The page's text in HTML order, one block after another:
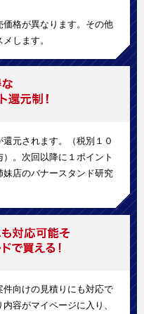
格が異なります。その他
します。
元されます。（税別１０
。次回以降に１ポイント
妹店のバナースタンド研究
向けの見積りにも対応で
容がマイページに入り、